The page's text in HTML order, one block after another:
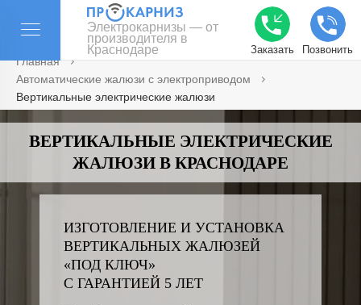
Электрокарнизы — от
производителя в
Краснодаре
Заказать Позвонить
Главная
Автоматические жалюзи с электроприводом
Вертикальные электрические жалюзи
ВЕРТИКАЛЬНЫЕ ЭЛЕКТРИЧЕСКИЕ
ЖАЛЮЗИ В КРАСНОДАРЕ
ИЗГОТОВЛЕНИЕ И УСТАНОВКА
ВЕРТИКАЛЬНЫХ ЖАЛЮЗЕЙ
«ПОД КЛЮЧ»
С ГАРАНТИЕЙ 5 ЛЕТ